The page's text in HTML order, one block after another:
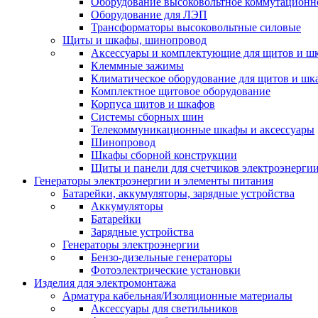
Оборудование для ЛЭП
Трансформаторы высоковольтные силовые
Щиты и шкафы, шинопровод
Аксессуары и комплектующие для щитов и
Клеммные зажимы
Климатическое оборудование для щитов и
Комплектное щитовое оборудование
Корпуса щитов и шкафов
Системы сборных шин
Телекоммуникационные шкафы и аксессуары
Шинопровод
Шкафы сборной конструкции
Щиты и панели для счетчиков электроэнергии
Генераторы электроэнергии и элементы питания
Батарейки, аккумуляторы, зарядные устройства
Аккумуляторы
Батарейки
Зарядные устройства
Генераторы электроэнергии
Бензо-дизельные генераторы
Фотоэлектрические установки
Изделия для электромонтажа
Арматура кабельная/Изоляционные материалы
Аксессуары для светильников